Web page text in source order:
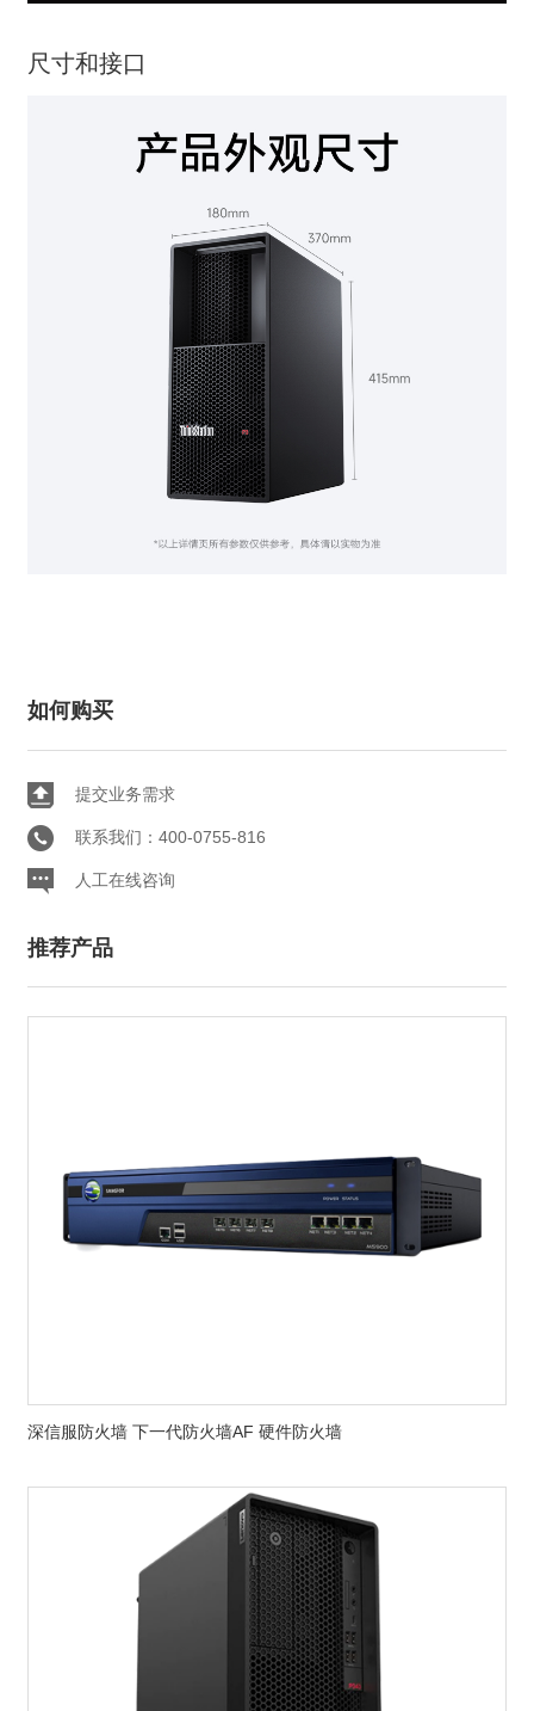
尺寸和接口
如何购买
提交业务需求
联系我们：400-0755-816
人工在线咨询
推荐产品
深信服防火墙 下一代防火墙AF 硬件防火墙